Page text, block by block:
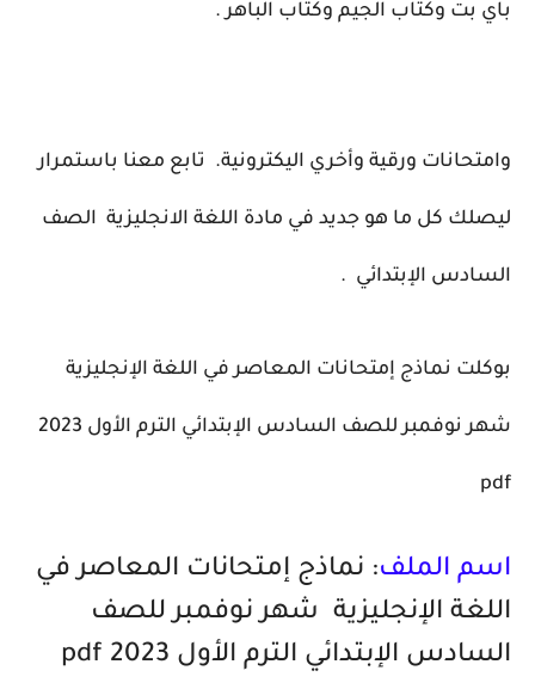
باي بت وكتاب الجيم وكتاب الباهر .
وامتحانات ورقية وأخري اليكترونية. تابع معنا باستمرار
ليصلك كل ما هو جديد في مادة اللغة الانجليزية الصف
السادس الإبتدائي .
بوكلت نماذج إمتحانات المعاصر في اللغة الإنجليزية
شهر نوفمبر للصف السادس الإبتدائي الترم الأول 2023
pdf
اسم الملف: نماذج إمتحانات المعاصر في
اللغة الإنجليزية شهر نوفمبر للصف
السادس الإبتدائي الترم الأول 2023 pdf